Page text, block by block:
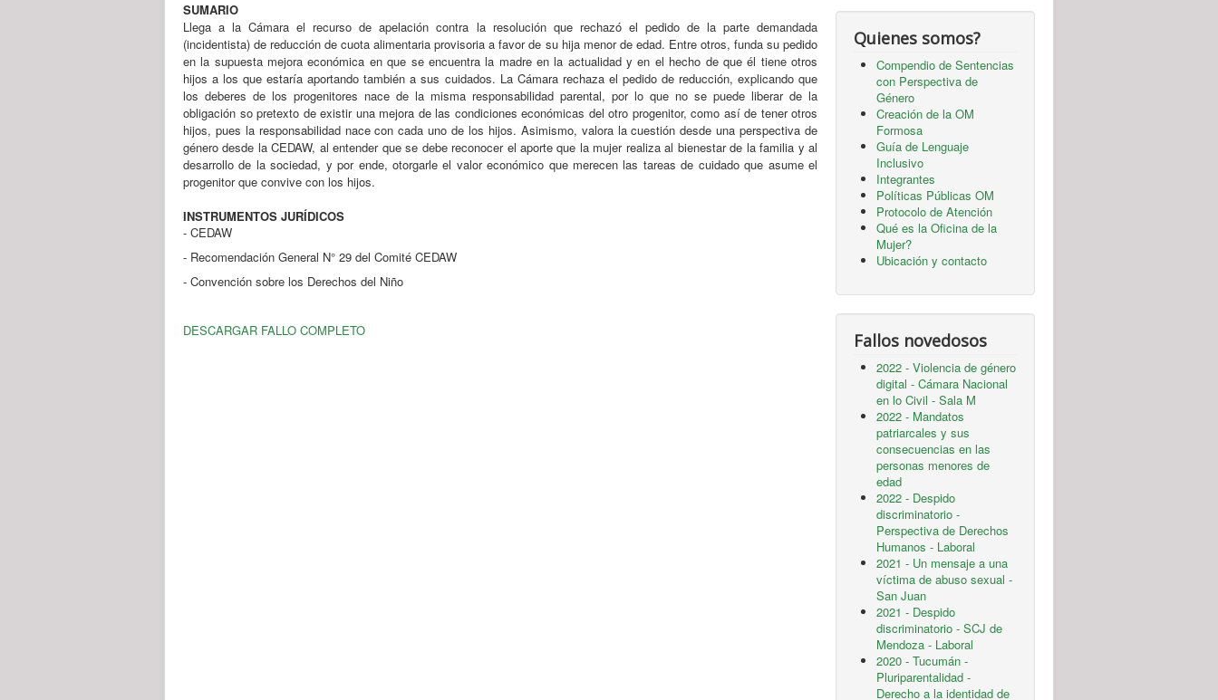
SUMARIO
Llega a la Cámara el recurso de apelación contra la resolución que rechazó el pedido de la parte demandada
(incidentista) de reducción de cuota alimentaria provisoria a favor de su hija menor de edad. Entre otros, funda su pedido
en la supuesta mejora económica en que se encuentra la madre en la actualidad y en el hecho de que él tiene otros
hijos a los que estaría aportando también a sus cuidados. La Cámara rechaza el pedido de reducción, explicando que
los deberes de los progenitores nace de la misma responsabilidad parental, por lo que no se puede liberar de la
obligación so pretexto de existir una mejora de las condiciones económicas del otro progenitor, como así de tener otros
hijos, pues la responsabilidad nace con cada uno de los hijos. Asimismo, valora la cuestión desde una perspectiva de
género desde la CEDAW, al entender que se debe reconocer el aporte que la mujer realiza al bienestar de la familia y al
desarrollo de la sociedad, y por ende, otorgarle el valor económico que merecen las tareas de cuidado que asume el
progenitor que convive con los hijos.
INSTRUMENTOS JURÍDICOS
- CEDAW
- Recomendación General N° 29 del Comité CEDAW
- Convención sobre los Derechos del Niño
DESCARGAR FALLO COMPLETO
Quienes somos?
Compendio de Sentencias
con Perspectiva de
Género
Creación de la OM
Formosa
Guía de Lenguaje
Inclusivo
Integrantes
Políticas Públicas OM
Protocolo de Atención
Qué es la Oficina de la
Mujer?
Ubicación y contacto
Fallos novedosos
2022 - Violencia de género
digital - Cámara Nacional
en lo Civil - Sala M
2022 - Mandatos
patriarcales y sus
consecuencias en las
personas menores de
edad
2022 - Despido
discriminatorio -
Perspectiva de Derechos
Humanos - Laboral
2021 - Un mensaje a una
víctima de abuso sexual -
San Juan
2021 - Despido
discriminatorio - SCJ de
Mendoza - Laboral
2020 - Tucumán -
Pluriparentalidad -
Derecho a la identidad de